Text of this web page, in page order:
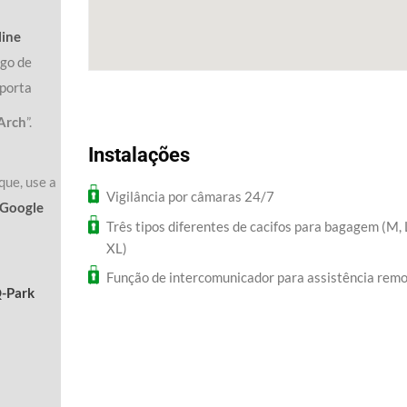
de
”.
use a
Park
Instalações
Vigilância por câmaras 24/7
Três tipos diferentes de cacifos para bagagem (M,
XL)
Função de intercomunicador para assistência